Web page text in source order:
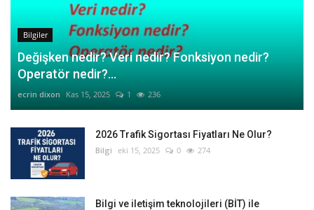
Bilgiler
Değişken nedir? Veri nedir? Fonksiyon nedir?
Operatör nedir?...
ecrin dixon Kas 15, 2025 1 236
2026 Trafik Sigortası Fiyatları Ne Olur?
Bilgi eki 15, 2025 0 274
Bilgi ve iletişim teknolojileri (BİT) ile